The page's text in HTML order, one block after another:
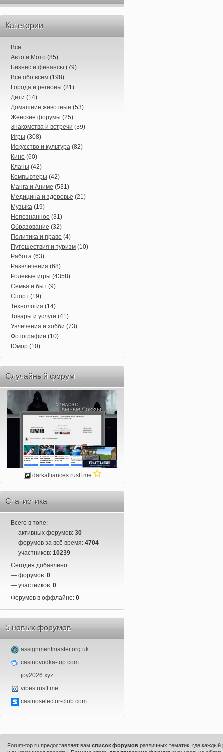
Категории
Все
Авто и Мото (85)
Бизнес и финансы (79)
Все обо всем (198)
Города и регионы (21)
Дети (14)
Домашние животные (53)
Женские форумы (25)
Знакомства и встречи (39)
Игры (308)
Искусство и культура (82)
Кино (60)
Кланы (42)
Компьютеры (42)
Манга и Аниме (531)
Медицина и здоровье (21)
Музыка (19)
Непознанное (31)
Образование (32)
Политика и право (4)
Путешествия и туризм (10)
Работа (63)
Развлечения (68)
Ролевые игры (4358)
Семья и быт (9)
Спорт (19)
Технология (14)
Товары и услуги (41)
Увлечения и хобби (73)
Фотографии (10)
Юмор (10)
Случайный форум
darkalliances.rusff.me
Статистика
Всего в топе:
— активных форумов: 30
— форумов за всё время: 4704
— участников: 10239
Сегодня добавлено:
— форумов: 0
— участников: 0
Форумов в оффлайне: 0
5 новых форумов
assignmentmaster.org.uk
casinovodka-top.com
joy2026.xyz
vibes.rusff.me
casinoselector-club.com
Forum-top.ru предоставляет вамсписок форумов различных тематик, где